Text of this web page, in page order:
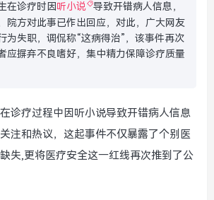
在诊疗时因听小说
导致开错病人信息，
院方对此事已作出回应，对此，广大网友
为失职，调侃称“这病得治”，该事件再次
应摒弃不良嗜好，集中精力保障诊疗质量
诊疗过程中因听小说导致开错病人信息
注和热议，这起事件不仅暴露了个别医
失,更将医疗安全这一红线再次推到了公